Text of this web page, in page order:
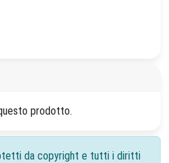
prodotto.
da copyright e tutti i diritti